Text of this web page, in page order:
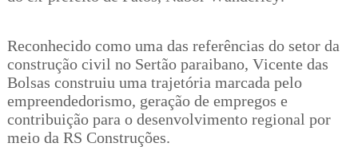
Reconhecido como uma das referências do setor da
construção civil no Sertão paraibano, Vicente das
Bolsas construiu uma trajetória marcada pelo
empreendedorismo, geração de empregos e
contribuição para o desenvolvimento regional por
meio da RS Construções.